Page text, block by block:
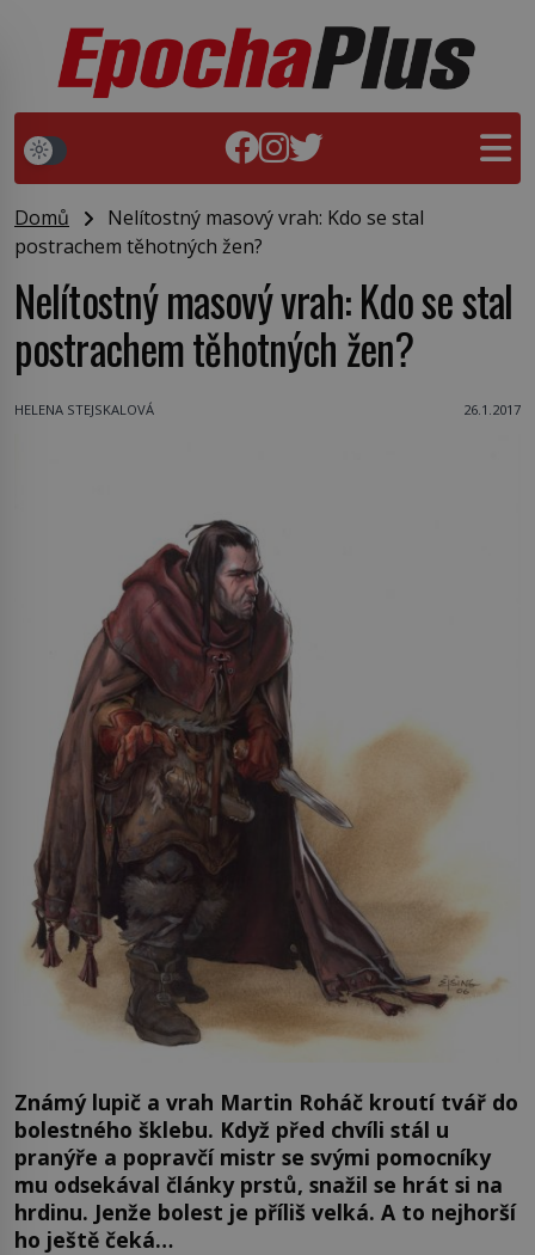
Domů
Nelítostný masový vrah: Kdo se stal
postrachem těhotných žen?
Nelítostný masový vrah: Kdo se stal
postrachem těhotných žen?
HELENA STEJSKALOVÁ 26.1.2017
Známý lupič a vrah Martin Roháč kroutí tvář do
bolestného šklebu. Když před chvíli stál u
pranýře a popravčí mistr se svými pomocníky
mu odsekával články prstů, snažil se hrát si na
hrdinu. Jenže bolest je příliš velká. A to nejhorší
ho ještě čeká…